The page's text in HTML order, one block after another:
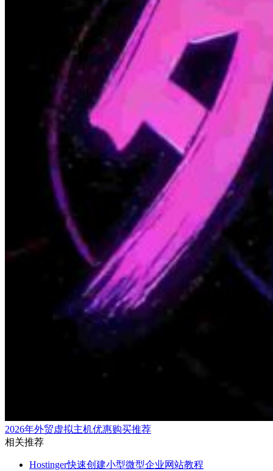
2026年外贸虚拟主机优惠购买推荐
相关推荐
Hostinger快速创建小型微型企业网站教程